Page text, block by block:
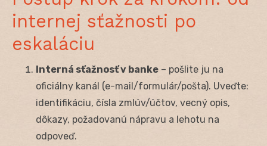
internej sťažnosti po
eskaláciu
Interná sťažnosť v banke – pošlite ju na
oficiálny kanál (e-mail/formulár/pošta). Uveďte:
identifikáciu, čísla zmlúv/účtov, vecný opis,
dôkazy, požadovanú nápravu a lehotu na
odpoveď.